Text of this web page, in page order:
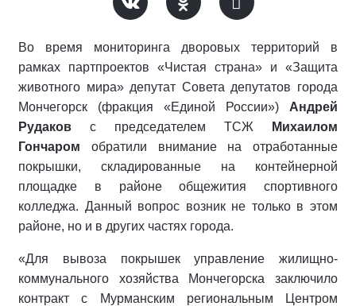
Во время мониторинга дворовых территорий в
рамках партпроектов «Чистая страна» и «Защита
животного мира» депутат Совета депутатов города
Мончегорск (фракция «Единой России») Андрей
Рудаков с председателем ТСЖ
Михаилом
Гончаром обратили внимание на отработанные
покрышки, складированные на контейнерной
площадке в районе общежития спортивного
колледжа. Данный вопрос возник не только в этом
районе, но и в других частях города.
«Для вывоза покрышек управление жилищно-
коммунального хозяйства Мончегорска заключило
контракт с Мурманским региональным Центром